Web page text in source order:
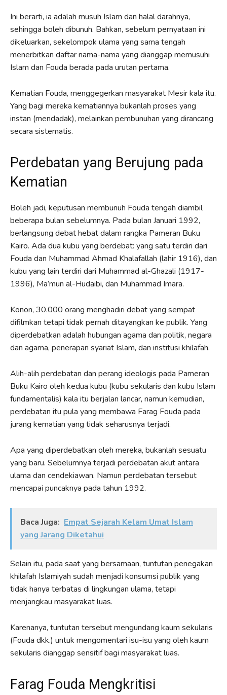
Ini berarti, ia adalah musuh Islam dan halal darahnya,
sehingga boleh dibunuh. Bahkan, sebelum pernyataan ini
dikeluarkan, sekelompok ulama yang sama tengah
menerbitkan daftar nama-nama yang dianggap memusuhi
Islam dan Fouda berada pada urutan pertama.
Kematian Fouda, menggegerkan masyarakat Mesir kala itu.
Yang bagi mereka kematiannya bukanlah proses yang
instan (mendadak), melainkan pembunuhan yang dirancang
secara sistematis.
Perdebatan yang Berujung pada
Kematian
Boleh jadi, keputusan membunuh Fouda tengah diambil
beberapa bulan sebelumnya. Pada bulan Januari 1992,
berlangsung debat hebat dalam rangka Pameran Buku
Kairo. Ada dua kubu yang berdebat: yang satu terdiri dari
Fouda dan Muhammad Ahmad Khalafallah (lahir 1916), dan
kubu yang lain terdiri dari Muhammad al-Ghazali (1917-
1996), Ma’mun al-Hudaibi, dan Muhammad Imara.
Konon, 30.000 orang menghadiri debat yang sempat
difilmkan tetapi tidak pernah ditayangkan ke publik. Yang
diperdebatkan adalah hubungan agama dan politik, negara
dan agama, penerapan syariat Islam, dan institusi khilafah.
Alih-alih perdebatan dan perang ideologis pada Pameran
Buku Kairo oleh kedua kubu (kubu sekularis dan kubu Islam
fundamentalis) kala itu berjalan lancar, namun kemudian,
perdebatan itu pula yang membawa Farag Fouda pada
jurang kematian yang tidak seharusnya terjadi.
Apa yang diperdebatkan oleh mereka, bukanlah sesuatu
yang baru. Sebelumnya terjadi perdebatan akut antara
ulama dan cendekiawan. Namun perdebatan tersebut
mencapai puncaknya pada tahun 1992.
Baca Juga: Empat Sejarah Kelam Umat Islam
yang Jarang Diketahui
Selain itu, pada saat yang bersamaan, tuntutan penegakan
khilafah Islamiyah sudah menjadi konsumsi publik yang
tidak hanya terbatas di lingkungan ulama, tetapi
menjangkau masyarakat luas.
Karenanya, tuntutan tersebut mengundang kaum sekularis
(Fouda dkk.) untuk mengomentari isu-isu yang oleh kaum
sekularis dianggap sensitif bagi masyarakat luas.
Farag Fouda Mengkritisi